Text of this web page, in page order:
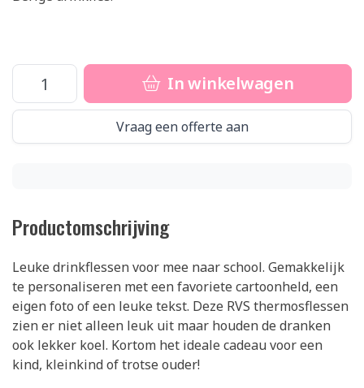
In winkelwagen
Vraag een offerte aan
Productomschrijving
Leuke drinkflessen voor mee naar school. Gemakkelijk
te personaliseren met een favoriete cartoonheld, een
eigen foto of een leuke tekst. Deze RVS thermosflessen
zien er niet alleen leuk uit maar houden de dranken
ook lekker koel. Kortom het ideale cadeau voor een
kind, kleinkind of trotse ouder!